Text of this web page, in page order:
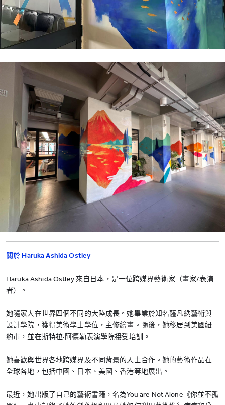
關於 Haruka Ashida Ostley
Haruka Ashida Ostley 來自日本，是一位跨媒界藝術家（畫家/表演
者）。
她隨家人在世界四個不同的大陸成長。她畢業於知名薩凡納藝術與
設計學院，獲得美術學士學位，主修繪畫。隨後，她移居到美國紐
約市，並在斯特拉·阿德勒表演學院接受培訓。
她喜歡與世界各地跨媒界及不同背景的人士合作。她的藝術作品在
全球各地，包括中國、日本、美國、香港等地展出。
最近，她出版了自己的藝術書籍，名為You are Not Alone《你並不孤